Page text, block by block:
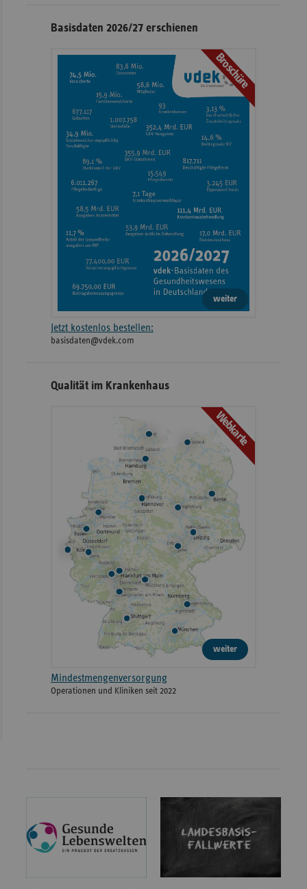
Basisdaten 2026/27 erschienen
Broschüre
weiter
Jetzt kostenlos bestellen:
basisdaten@vdek.com
Qualität im Krankenhaus
Webkarte
weiter
Mindestmengenversorgung
Operationen und Kliniken seit 2022